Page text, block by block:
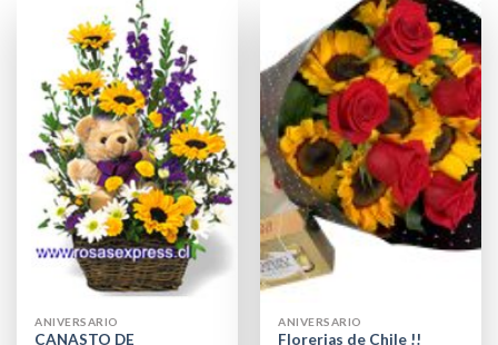
ANIVERSARIO
CANASTO DE
ANIVERSARIO
Florerias de Chile !!